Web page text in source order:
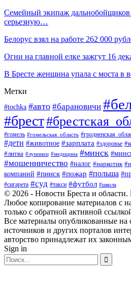
Семейный экипаж дальнобойщиков
серьезную…
Белорус взял на работе 262 000
Огни на главной елке зажгут 16
В Бресте женщина упала с моста в
Метки
#tochka #авто #барановичи
#брест
#гомель #гомельская_область
#дети #животное #зарплата #здоровье
#литва #лунинец #медицина #минск
#мошенничество #налог #наркотик
компаний #пинск #пожар #польша
#сигарета #суд #такси #футбол #школа
© 2026 - Новости Бреста и
Любое копирование материалов с
только с обратной активной
Все материалы опубликованные на
источников и других порталов
авторство принадлежат их
Sign in